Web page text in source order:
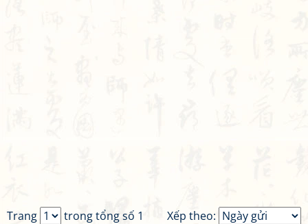
Xếp theo:
Trang
trong tổng số 1